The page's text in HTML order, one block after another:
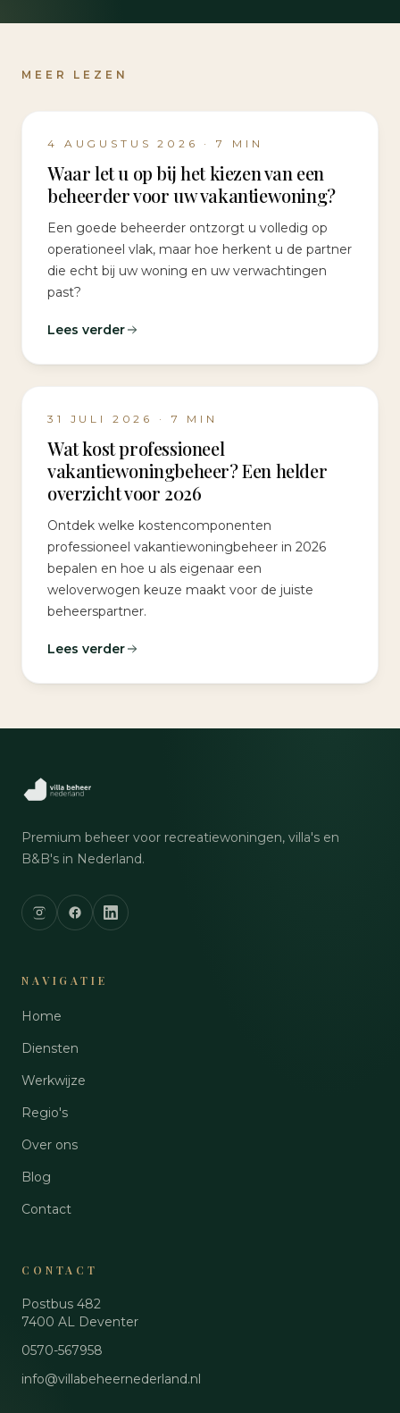
MEER LEZEN
4 AUGUSTUS 2026 ·7 MIN
Waar let u op bij het kiezen van een
beheerder voor uw vakantiewoning?
Een goede beheerder ontzorgt u volledig op
operationeel vlak, maar hoe herkent u de partner
die echt bij uw woning en uw verwachtingen
past?
Lees verder
31 JULI 2026 · 7 MIN
Wat kost professioneel
vakantiewoningbeheer? Een helder
overzicht voor 2026
Ontdek welke kostencomponenten
professioneel vakantiewoningbeheer in 2026
bepalen en hoe u als eigenaar een
weloverwogen keuze maakt voor de juiste
beheerspartner.
Lees verder
Premium beheer voor recreatiewoningen, villa's en
B&B's in Nederland.
NAVIGATIE
Home
Diensten
Werkwijze
Regio's
Over ons
Blog
Contact
CONTACT
Postbus 482
7400 AL Deventer
0570-567958
info@villabeheernederland.nl